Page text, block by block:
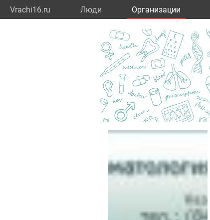
Vrachi16.ru Люди Организации